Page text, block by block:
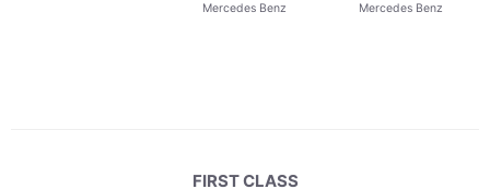
Mercedes Benz
Mercedes Benz
FIRST CLASS